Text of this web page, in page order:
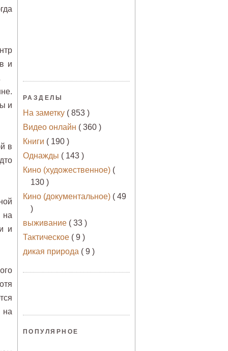
и
и
в
на
и
на
РАЗДЕЛЫ
На заметку ( 853 )
Видео онлайн ( 360 )
Книги ( 190 )
Однажды ( 143 )
Кино (художественное) (
130 )
Кино (документальное) ( 49
)
выживание ( 33 )
Тактическое ( 9 )
дикая природа ( 9 )
ПОПУЛЯРНОЕ